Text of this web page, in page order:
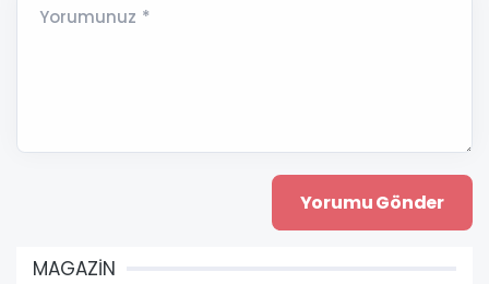
Yorumunuz *
MAGAZİN